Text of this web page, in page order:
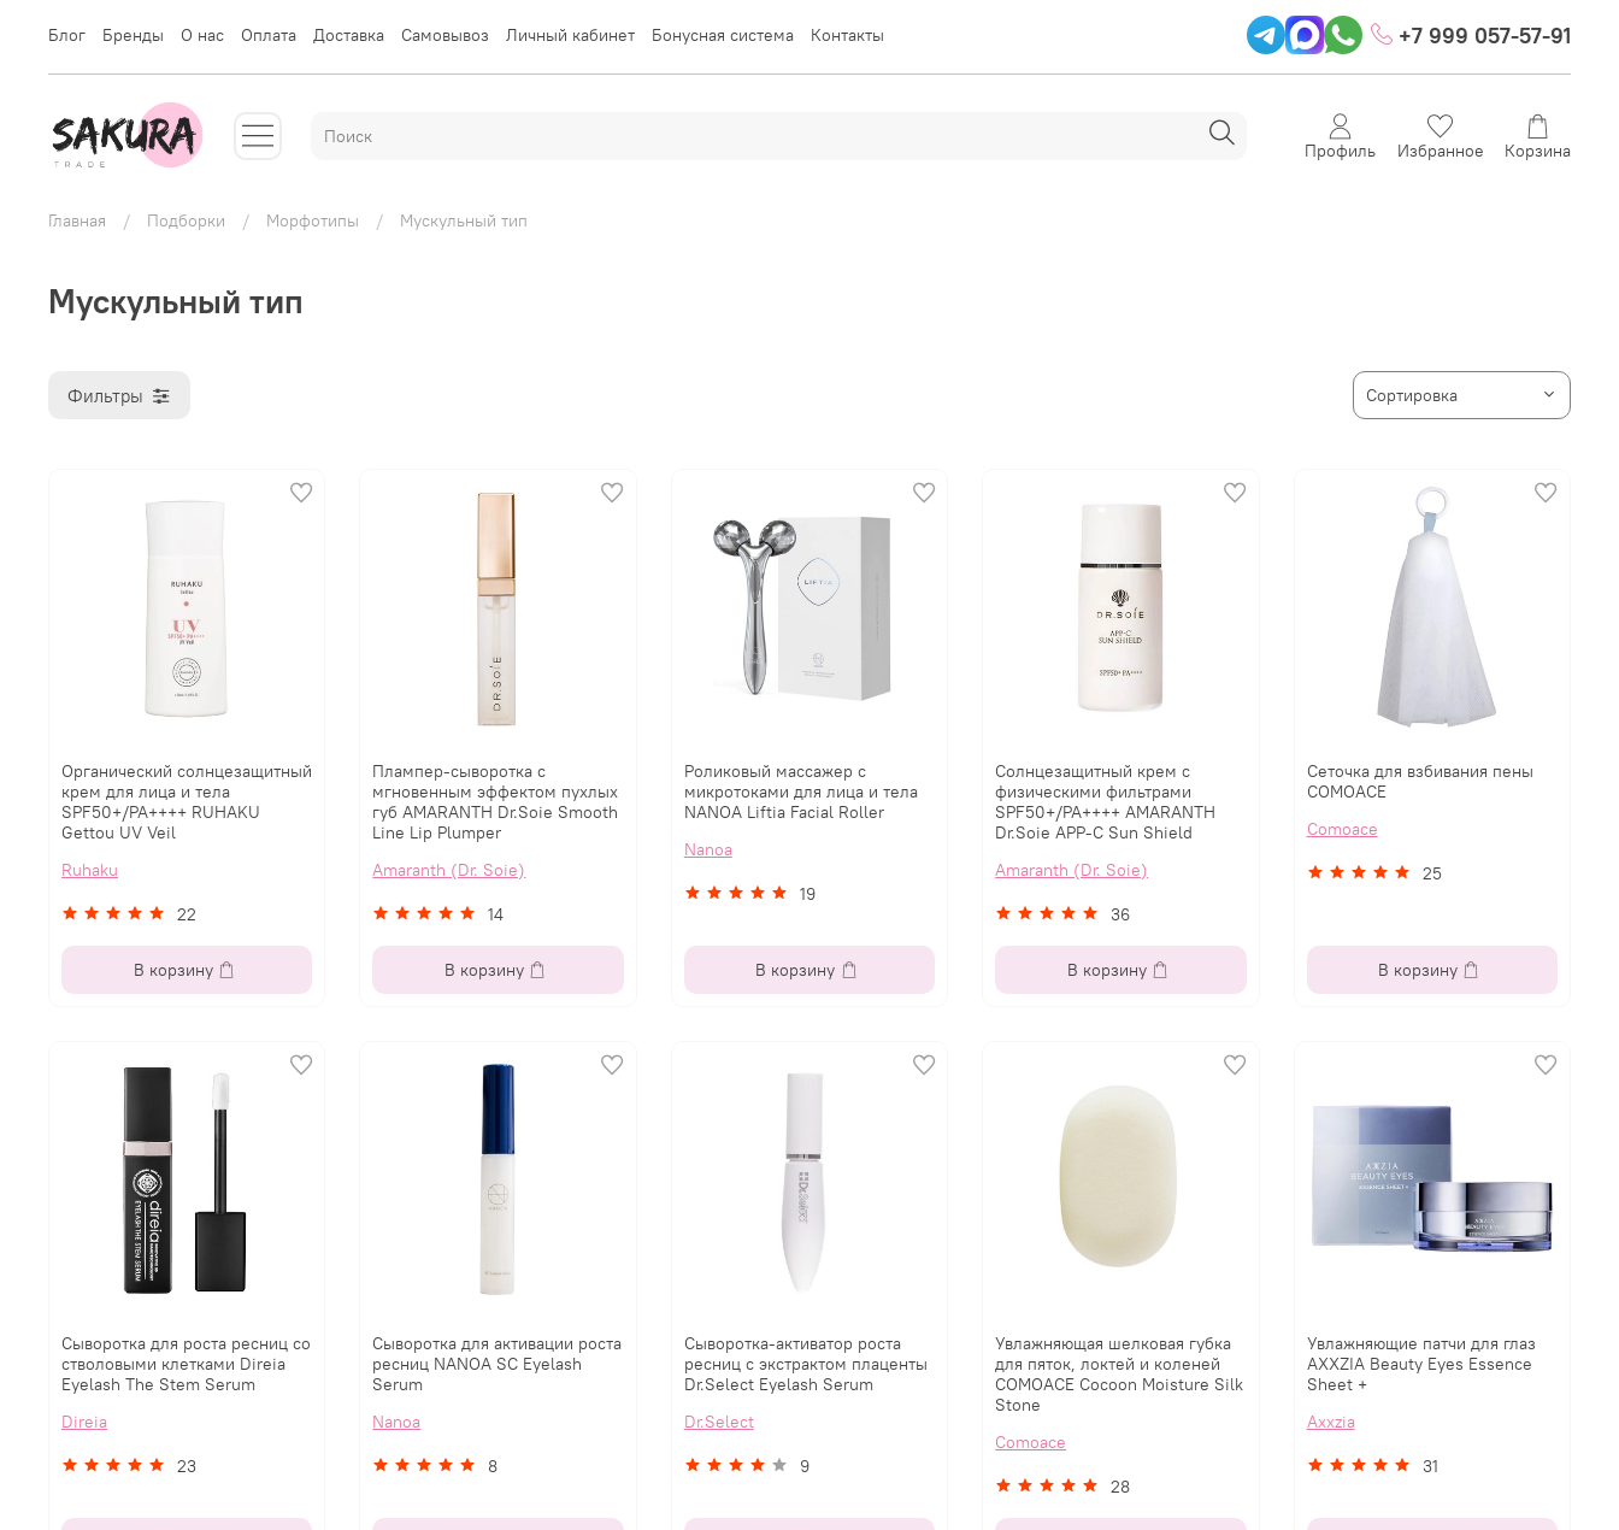
Блог Бренды О нас Оплата Доставка Самовывоз Личный кабинет Бонусная система Контакты +7 999 057-57-91
Профиль Избранное Корзина
Главная Подборки Морфотипы Мускульный тип
Мускульный тип
Фильтры
Органический солнцезащитный
крем для лица и тела
SPF50+/PA++++ RUHAKU
Gettou UV Veil
Ruhaku
22
В корзину
Плампер-сыворотка с
мгновенным эффектом пухлых
губ AMARANTH Dr.Soie Smooth
Line Lip Plumper
Amaranth (Dr. Soie)
14
В корзину
Роликовый массажер с
микротоками для лица и тела
NANOA Liftia Facial Roller
Nanoa
19
В корзину
Солнцезащитный крем с
физическими фильтрами
SPF50+/PA++++ AMARANTH
Dr.Soie APP-C Sun Shield
Amaranth (Dr. Soie)
36
В корзину
Сеточка для взбивания пены
COMOACE
Comoace
25
В корзину
Сыворотка для роста ресниц со
стволовыми клетками Direia
Eyelash The Stem Serum
Direia
23
Сыворотка для активации роста
ресниц NANOA SC Eyelash
Serum
Nanoa
8
Сыворотка-активатор роста
ресниц с экстрактом плаценты
Dr.Select Eyelash Serum
Dr.Select
9
Увлажняющая шелковая губка
для пяток, локтей и коленей
COMOACE Cocoon Moisture Silk
Stone
Comoace
28
Увлажняющие патчи для глаз
AXXZIA Beauty Eyes Essence
Sheet +
Axxzia
31